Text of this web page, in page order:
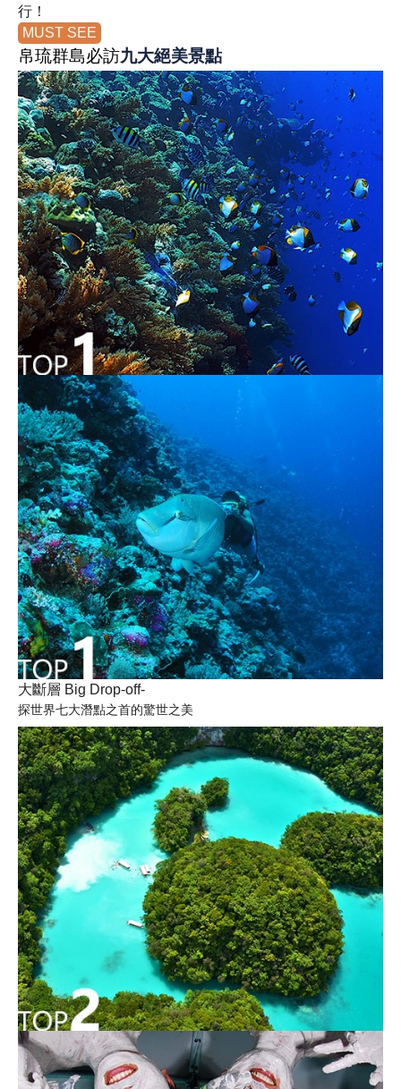
行！
MUST SEE
帛琉群島必訪九大絕美景點
大斷層 Big Drop-off-
探世界七大潛點之首的驚世之美